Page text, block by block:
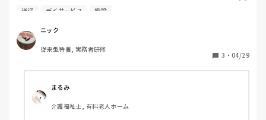
動させないためルートが行ったり来たりするために帰りの送
ます
皆さんのところも同じような仕組みですか？
送迎 デイサービス 施設
ニック
従来型特養, 実務者研修
3 ・ 04/29
まるみ
介護福祉士, 有料老人ホーム